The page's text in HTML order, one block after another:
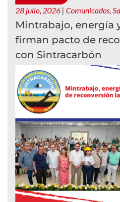
28 julio, 2026 | Comunicados,
Mintrabajo, energía
firman pacto de
con Sintracarbón